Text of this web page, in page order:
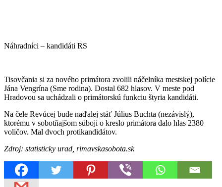
Náhradníci – kandidáti RS
Tisovčania si za nového primátora zvolili náčelníka mestskej polície
Jána Vengrína (Sme rodina). Dostal 682 hlasov. V meste pod
Hradovou sa uchádzali o primátorskú funkciu štyria kandidáti.
Na čele Revúcej bude naďalej stáť Július Buchta (nezávislý),
ktorému v sobotňajšom súboji o kreslo primátora dalo hlas 2380
voličov. Mal dvoch protikandidátov.
Zdroj: statisticky urad, rimavskasobota.sk